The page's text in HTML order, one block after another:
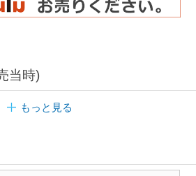
当時)
もっと見る